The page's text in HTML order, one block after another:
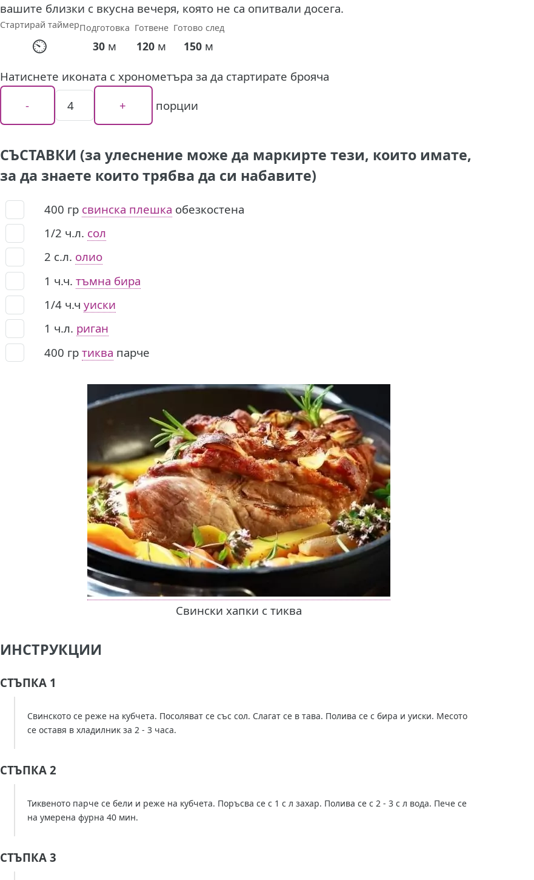
вашите близки с вкусна вечеря, която не са опитвали досега.
Стартирай таймер
⏲
Подготовка
30м
Готвене
120 м
Готово след
150 м
Натиснете иконата с хронометъра за да стартирате брояча
порции
СЪСТАВКИ (за улеснение може да маркирте тези, които имате,
за да знаете които трябва да си набавите)
400 гр свинска плешка обезкостена
1/2 ч.л. сол
2 с.л. олио
1 ч.ч. тъмна бира
1/4 ч.ч уиски
1 ч.л. риган
400 гр тиква парче
Свински хапки с тиква
ИНСТРУКЦИИ
СТЪПКА 1
Свинското се реже на кубчета. Посоляват се със сол. Слагат се в тава. Полива се с бира и уиски. Месото
се оставя в хладилник за 2 - 3 часа.
СТЪПКА 2
Тиквеното парче се бели и реже на кубчета. Поръсва се с 1 с л захар. Полива се с 2 - 3 с л вода. Пече се
на умерена фурна 40 мин.
СТЪПКА 3